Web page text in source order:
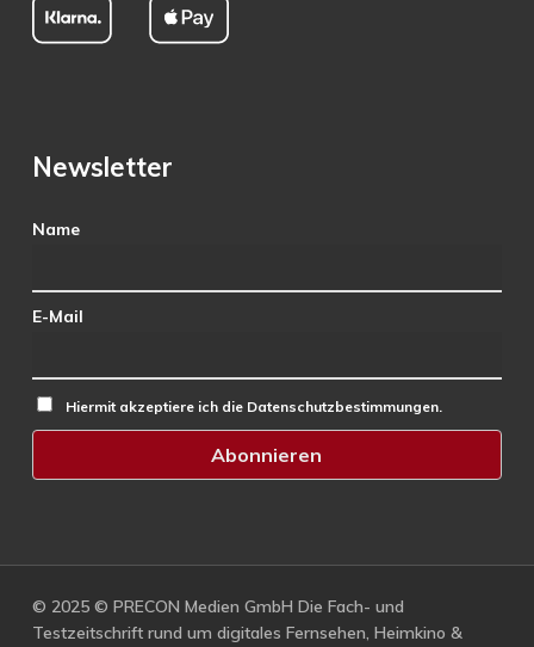
Newsletter
Name
E-Mail
Hiermit akzeptiere ich die Datenschutzbestimmungen.
© 2025 © PRECON Medien GmbH Die Fach- und
Testzeitschrift rund um digitales Fernsehen, Heimkino &